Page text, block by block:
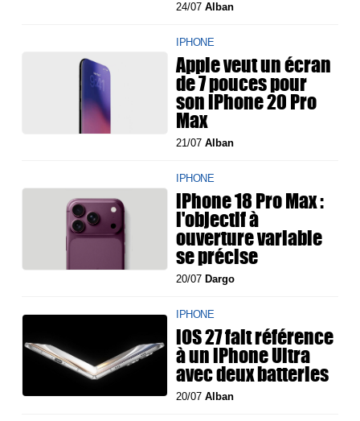
24/07Alban
IPHONE
Apple veut un écran
de 7 pouces pour
son iPhone 20 Pro
Max
21/07Alban
IPHONE
iPhone 18 Pro Max :
l'objectif à
ouverture variable
se précise
20/07 Dargo
IPHONE
iOS 27 fait référence
à un iPhone Ultra
avec deux batteries
20/07Alban